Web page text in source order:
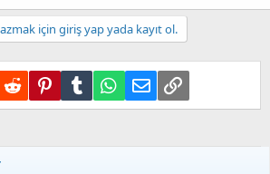
için giriş yap yada kayıt ol.
Reddit PinterestTumblr WhatsApp
E-postaLink